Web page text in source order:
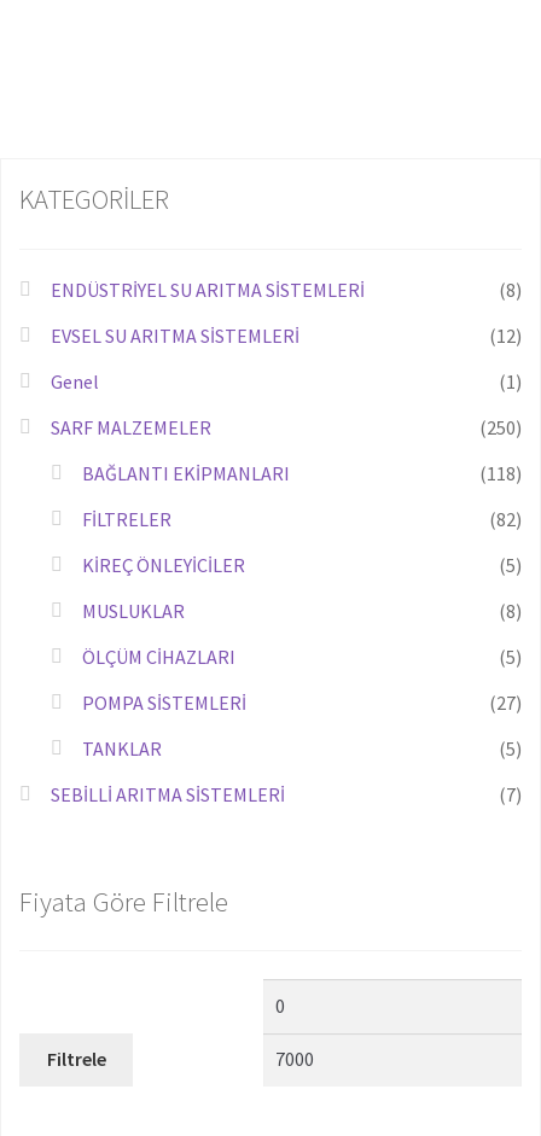
KATEGORİLER
ENDÜSTRİYEL SU ARITMA SİSTEMLERİ
(8)
EVSEL SU ARITMA SİSTEMLERİ
(12)
Genel
(1)
SARF MALZEMELER
(250)
BAĞLANTI EKİPMANLARI
(118)
FİLTRELER
(82)
KİREÇ ÖNLEYİCİLER
(5)
MUSLUKLAR
(8)
ÖLÇÜM CİHAZLARI
(5)
POMPA SİSTEMLERİ
(27)
TANKLAR
(5)
SEBİLLİ ARITMA SİSTEMLERİ
(7)
Fiyata Göre Filtrele
Filtrele